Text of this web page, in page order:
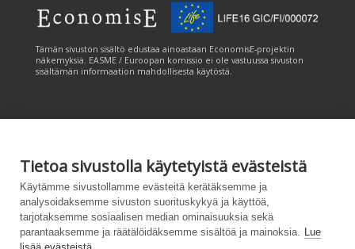
Tietoa sivustolla käytetyistä evästeistä
Käytämme sivustollamme evästeitä kerätäksemme ja
analysoidaksemme sivuston suorituskykyä ja käyttöä,
tarjotaksemme sosiaalisen median ominaisuuksia sekä
parantaaksemme ja räätälöidäksemme sisältöä ja mainoksia. Lue
Tämän sivuston sisältö edustaa ainoastaan EconomisE-projektin
näkemyksiä. EASME / Euroopan komissio ei ole vastuussa sivuston
sisältämän informaation mahdollisesta käytöstä.
Tämän sivuston tuottamiseen on saatu rahoitusta Euroopan unionin
LIFE-ohjelmasta. Tämän sivuston sisältö edustaa ainoastaan
CANEMURE-hankkeen näkemyksiä ja EASME/EU:n komissio ei ole
vastuussa sivuston sisältämän informaation mahdollisesta käytöstä.